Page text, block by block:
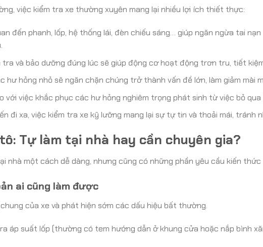
việc kiểm tra xe thường xuyên mang lại nhiều lợi ích thiết thực:
đến phanh, lốp, hệ thống lái, đèn chiếu sáng… giúp ngăn ngừa tai
và bảo dưỡng đúng lúc sẽ giúp động cơ hoạt động trơn tru, tiết
hư hỏng nhỏ sẽ ngăn chặn chúng trở thành vấn đề lớn, làm giảm mài
với việc khắc phục các hư hỏng nghiêm trọng phát sinh từ việc bỏ
đi xa, việc kiểm tra xe kỹ lưỡng mang lại sự tự tin và thoải mái, tránh
Tự làm tại nhà hay cần chuyên gia?
nhà một cách dễ dàng, nhưng cũng có những phần yêu cầu kiến
ai cũng làm được
của xe và phát hiện sớm các dấu hiệu bất thường.
áp suất lốp (thường có tem hướng dẫn ở khung cửa hoặc nắp bình